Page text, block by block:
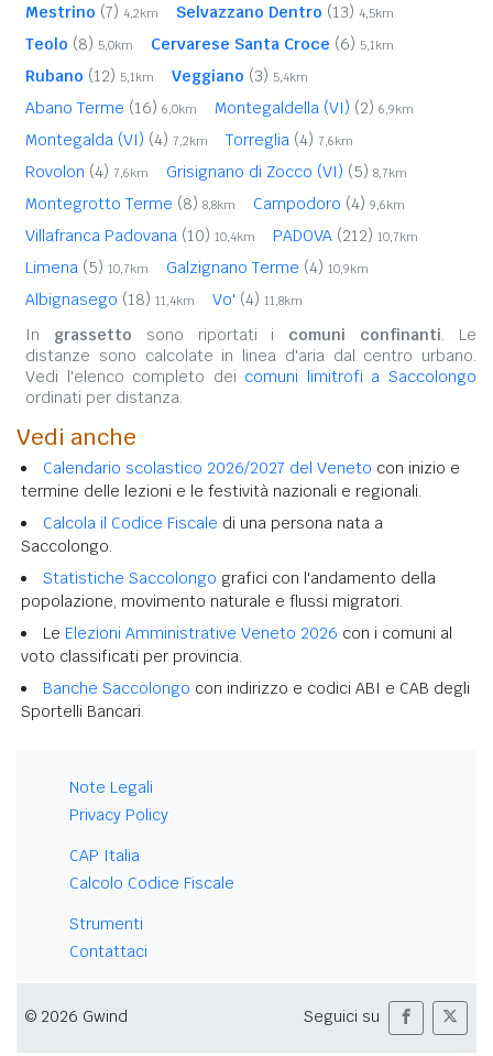
Mestrino (7) 4,2km Selvazzano Dentro (13) 4,5km
Teolo (8) 5,0km Cervarese Santa Croce (6) 5,1km
Rubano (12) 5,1km Veggiano (3) 5,4km
Abano Terme (16) 6,0km Montegaldella (VI) (2) 6,9km
Montegalda (VI) (4) 7,2km Torreglia (4) 7,6km
Rovolon (4) 7,6km Grisignano di Zocco (VI) (5) 8,7km
Montegrotto Terme (8) 8,8km Campodoro (4) 9,6km
Villafranca Padovana (10) 10,4km PADOVA (212) 10,7km
Limena (5) 10,7km Galzignano Terme (4) 10,9km
Albignasego (18) 11,4km Vo' (4) 11,8km
In grassetto sono riportati i comuni confinanti. Le
distanze sono calcolate in linea d'aria dal centro urbano.
Vedi l'elenco completo dei comuni limitrofi a Saccolongo
ordinati per distanza.
Vedi anche
Calendario scolastico 2026/2027 del Veneto con inizio e
termine delle lezioni e le festività nazionali e regionali.
Calcola il Codice Fiscale di una persona nata a
Saccolongo.
Statistiche Saccolongo grafici con l'andamento della
popolazione, movimento naturale e flussi migratori.
Le Elezioni Amministrative Veneto 2026 con i comuni al
voto classificati per provincia.
Banche Saccolongo con indirizzo e codici ABI e CAB degli
Sportelli Bancari.
Note Legali
Privacy Policy
CAP Italia
Calcolo Codice Fiscale
Strumenti
Contattaci
© 2026 Gwind Seguici su